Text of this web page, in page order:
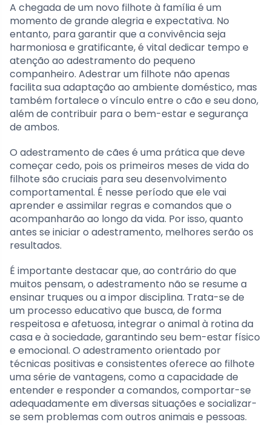
A chegada de um novo filhote à família é um
momento de grande alegria e expectativa. No
entanto, para garantir que a convivência seja
harmoniosa e gratificante, é vital dedicar tempo e
atenção ao adestramento do pequeno
companheiro. Adestrar um filhote não apenas
facilita sua adaptação ao ambiente doméstico, mas
também fortalece o vínculo entre o cão e seu dono,
além de contribuir para o bem-estar e segurança
de ambos.
O adestramento de cães é uma prática que deve
começar cedo, pois os primeiros meses de vida do
filhote são cruciais para seu desenvolvimento
comportamental. É nesse período que ele vai
aprender e assimilar regras e comandos que o
acompanharão ao longo da vida. Por isso, quanto
antes se iniciar o adestramento, melhores serão os
resultados.
É importante destacar que, ao contrário do que
muitos pensam, o adestramento não se resume a
ensinar truques ou a impor disciplina. Trata-se de
um processo educativo que busca, de forma
respeitosa e afetuosa, integrar o animal à rotina da
casa e à sociedade, garantindo seu bem-estar físico
e emocional. O adestramento orientado por
técnicas positivas e consistentes oferece ao filhote
uma série de vantagens, como a capacidade de
entender e responder a comandos, comportar-se
adequadamente em diversas situações e socializar-
se sem problemas com outros animais e pessoas.